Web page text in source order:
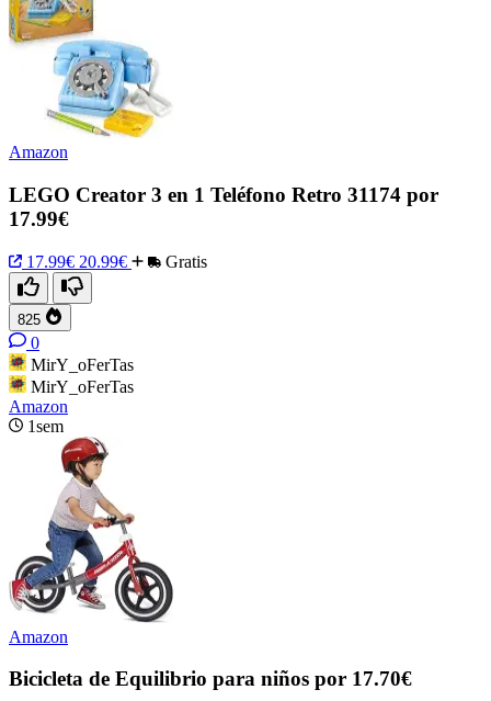
Amazon
LEGO Creator 3 en 1 Teléfono Retro 31174 por
17.99€
17.99€ 20.99€ Gratis
825
0
MirY_oFerTas
MirY_oFerTas
Amazon
1sem
Amazon
Bicicleta de Equilibrio para niños por 17.70€